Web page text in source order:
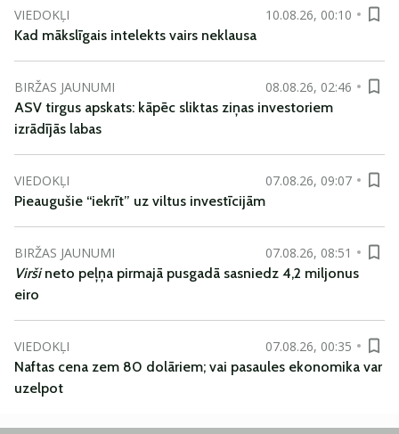
VIEDOKĻI
10.08.26, 00:10
Kad mākslīgais intelekts vairs neklausa
BIRŽAS JAUNUMI
08.08.26, 02:46
ASV tirgus apskats: kāpēc sliktas ziņas investoriem
izrādījās labas
VIEDOKĻI
07.08.26, 09:07
Pieaugušie “iekrīt” uz viltus investīcijām
BIRŽAS JAUNUMI
07.08.26, 08:51
Viršineto peļņa pirmajā pusgadā sasniedz 4,2 miljonus
eiro
VIEDOKĻI
07.08.26, 00:35
Naftas cena zem 80 dolāriem; vai pasaules ekonomika var
uzelpot